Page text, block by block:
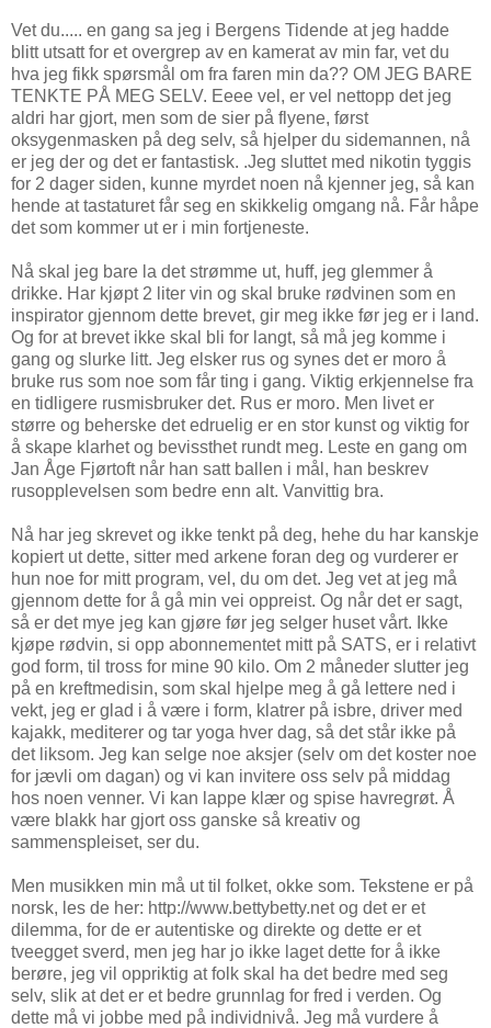
Vet du..... en gang sa jeg i Bergens Tidende at jeg hadde
blitt utsatt for et overgrep av en kamerat av min far, vet du
hva jeg fikk spørsmål om fra faren min da?? OM JEG BARE
TENKTE PÅ MEG SELV. Eeee vel, er vel nettopp det jeg
aldri har gjort, men som de sier på flyene, først
oksygenmasken på deg selv, så hjelper du sidemannen, nå
er jeg der og det er fantastisk. .Jeg sluttet med nikotin tyggis
for 2 dager siden, kunne myrdet noen nå kjenner jeg, så kan
hende at tastaturet får seg en skikkelig omgang nå. Får håpe
det som kommer ut er i min fortjeneste.
Nå skal jeg bare la det strømme ut, huff, jeg glemmer å
drikke. Har kjøpt 2 liter vin og skal bruke rødvinen som en
inspirator gjennom dette brevet, gir meg ikke før jeg er i land.
Og for at brevet ikke skal bli for langt, så må jeg komme i
gang og slurke litt. Jeg elsker rus og synes det er moro å
bruke rus som noe som får ting i gang. Viktig erkjennelse fra
en tidligere rusmisbruker det. Rus er moro. Men livet er
større og beherske det edruelig er en stor kunst og viktig for
å skape klarhet og bevissthet rundt meg. Leste en gang om
Jan Åge Fjørtoft når han satt ballen i mål, han beskrev
rusopplevelsen som bedre enn alt. Vanvittig bra.
Nå har jeg skrevet og ikke tenkt på deg, hehe du har kanskje
kopiert ut dette, sitter med arkene foran deg og vurderer er
hun noe for mitt program, vel, du om det. Jeg vet at jeg må
gjennom dette for å gå min vei oppreist. Og når det er sagt,
så er det mye jeg kan gjøre før jeg selger huset vårt. Ikke
kjøpe rødvin, si opp abonnementet mitt på SATS, er i relativt
god form, til tross for mine 90 kilo. Om 2 måneder slutter jeg
på en kreftmedisin, som skal hjelpe meg å gå lettere ned i
vekt, jeg er glad i å være i form, klatrer på isbre, driver med
kajakk, mediterer og tar yoga hver dag, så det står ikke på
det liksom. Jeg kan selge noe aksjer (selv om det koster noe
for jævli om dagan) og vi kan invitere oss selv på middag
hos noen venner. Vi kan lappe klær og spise havregrøt. Å
være blakk har gjort oss ganske så kreativ og
sammenspleiset, ser du.
Men musikken min må ut til folket, okke som. Tekstene er på
norsk, les de her: http://www.bettybetty.net og det er et
dilemma, for de er autentiske og direkte og dette er et
tveegget sverd, men jeg har jo ikke laget dette for å ikke
berøre, jeg vil oppriktig at folk skal ha det bedre med seg
selv, slik at det er et bedre grunnlag for fred i verden. Og
dette må vi jobbe med på individnivå. Jeg må vurdere å